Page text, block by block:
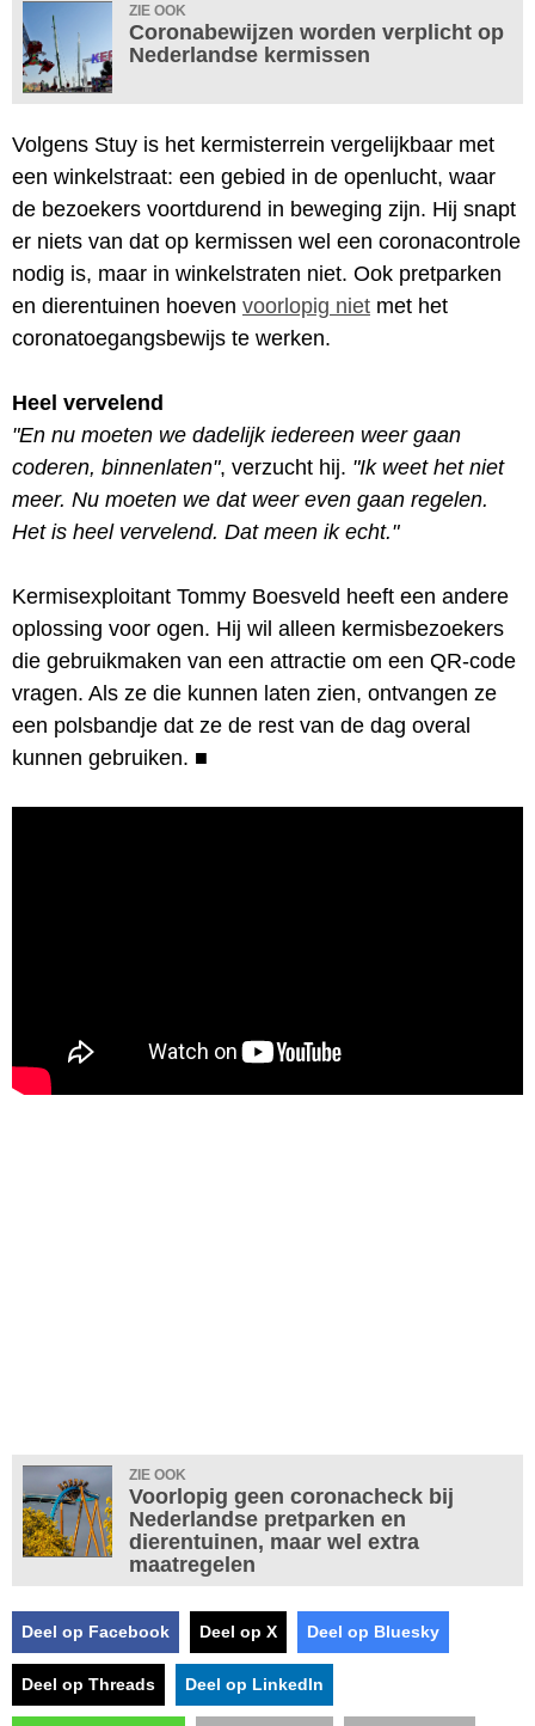
ZIE OOK
Coronabewijzen worden verplicht op
Nederlandse kermissen
Volgens Stuy is het kermisterrein vergelijkbaar met
een winkelstraat: een gebied in de openlucht, waar
de bezoekers voortdurend in beweging zijn. Hij snapt
er niets van dat op kermissen wel een coronacontrole
nodig is, maar in winkelstraten niet. Ook pretparken
en dierentuinen hoeven voorlopig niet met het
coronatoegangsbewijs te werken.
Heel vervelend
"En nu moeten we dadelijk iedereen weer gaan
coderen, binnenlaten", verzucht hij. "Ik weet het niet
meer. Nu moeten we dat weer even gaan regelen.
Het is heel vervelend. Dat meen ik echt."
Kermisexploitant Tommy Boesveld heeft een andere
oplossing voor ogen. Hij wil alleen kermisbezoekers
die gebruikmaken van een attractie om een QR-code
vragen. Als ze die kunnen laten zien, ontvangen ze
een polsbandje dat ze de rest van de dag overal
kunnen gebruiken. ■
ZIE OOK
Voorlopig geen coronacheck bij
Nederlandse pretparken en
dierentuinen, maar wel extra
maatregelen
Deel op Facebook Deel op X Deel op Bluesky
Deel op Threads Deel op LinkedIn